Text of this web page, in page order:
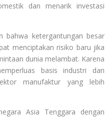
dan menarik investasi
bahwa ketergantungan besar
menciptakan risiko baru jika
dunia melambat. Karena
basis industri dan
manufaktur yang lebih
Asia Tenggara dengan